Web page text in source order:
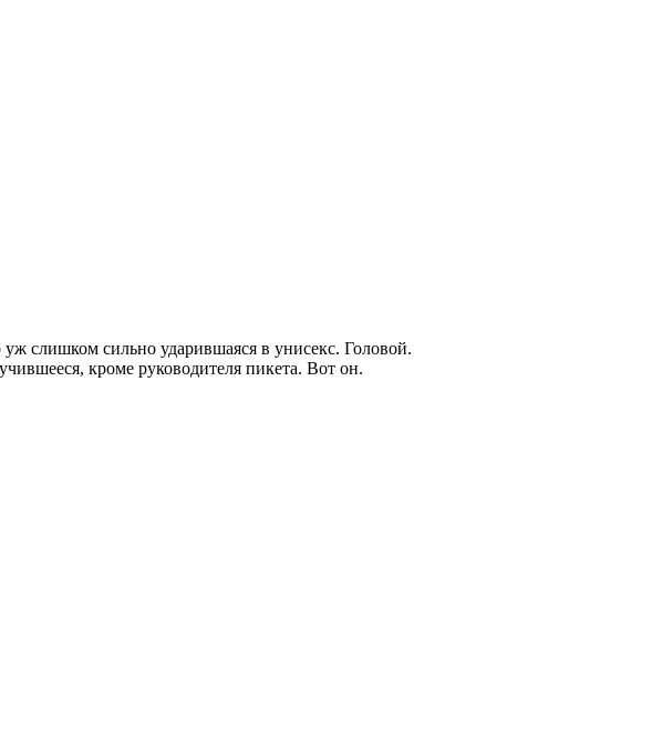
слишком сильно ударившаяся в унисекс. Головой.
кроме руководителя пикета. Вот он.